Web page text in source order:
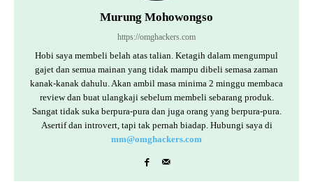
Murung Mohowongso
https://omghackers.com
Hobi saya membeli belah atas talian. Ketagih dalam mengumpul
gajet dan semua mainan yang tidak mampu dibeli semasa zaman
kanak-kanak dahulu. Akan ambil masa minima 2 minggu membaca
review dan buat ulangkaji sebelum membeli sebarang produk.
Sangat tidak suka berpura-pura dan juga orang yang berpura-pura.
Asertif dan introvert, tapi tak pernah biadap. Hubungi saya di
mm@omghackers.com